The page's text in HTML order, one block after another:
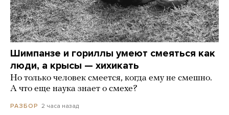
Шимпанзе и гориллы умеют смеяться как
люди, а крысы — хихикать
Но только человек смеется, когда ему не смешно.
А что еще наука знает о смехе?
РАЗБОР 2 часа назад